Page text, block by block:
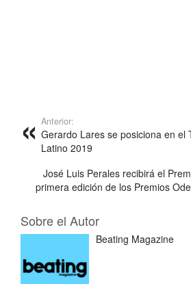
Anterior:
Gerardo Lares se posiciona en el
Latino 2019
José Luis Perales recibirá el
primera edición de los Premios
Sobre el Autor
Beating Magazine